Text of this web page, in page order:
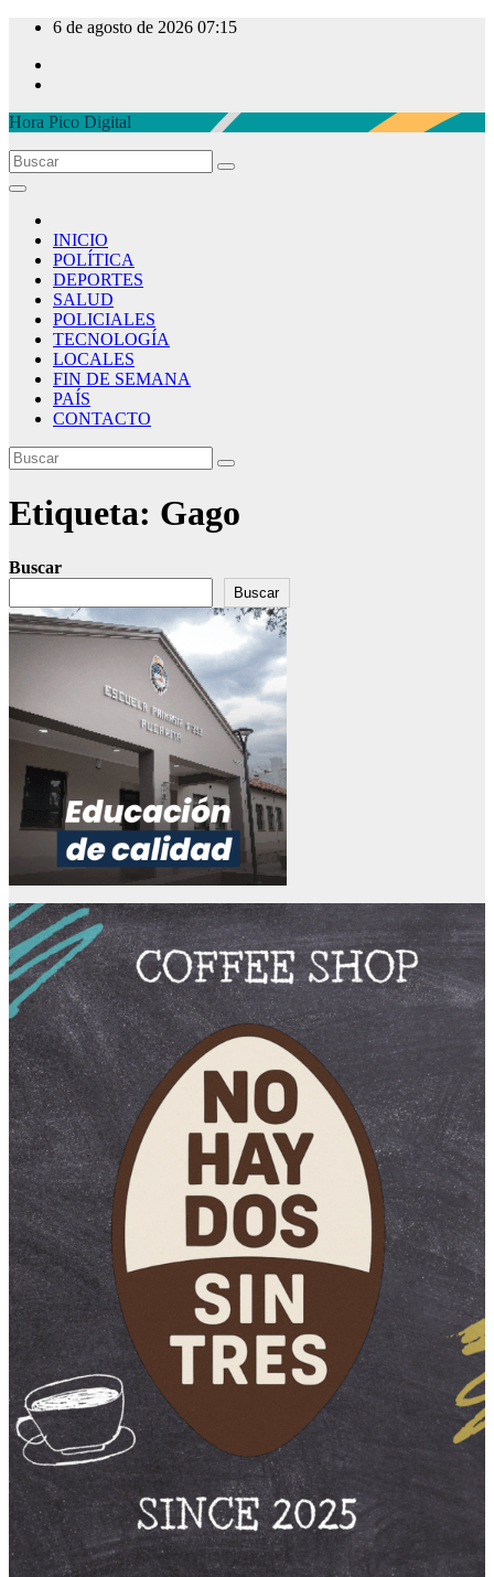
contenido
6 de agosto de 2026 07:15
Hora Pico Digital
INICIO
POLÍTICA
DEPORTES
SALUD
POLICIALES
TECNOLOGÍA
LOCALES
FIN DE SEMANA
PAÍS
CONTACTO
Etiqueta: Gago
Buscar
Buscar